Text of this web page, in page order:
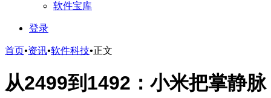
软件宝库
登录
首页•资讯•软件科技•正文
从2499到1492：小米把掌静脉